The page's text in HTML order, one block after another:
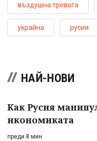
въздушна тревога
украйна русия
НАЙ-НОВИ
Как Русия
икономиката
преди 8 мин